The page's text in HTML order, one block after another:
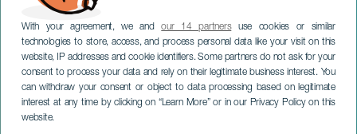
With your agreement, we andour 14 partnersuse cookies or similar
technologies to store, access, and process personal data like your visit on this
website, IP addresses and cookie identifiers. Some partners do not ask for your
consent to process your data and rely on their legitimate business interest. You
can withdraw your consent or object to data processing based on legitimate
interest at any time by clicking on “Learn More” or in our Privacy Policy on this
website.
Festival Internacional
Canarias Jazz & Más
LA GRACIOSA